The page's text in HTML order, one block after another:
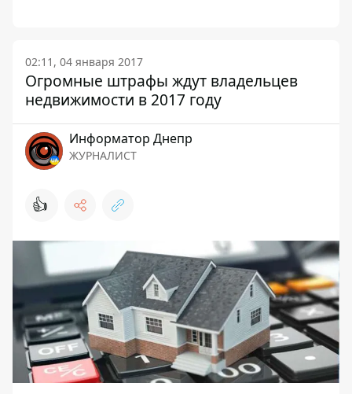
02:11, 04 января 2017
Огромные штрафы ждут владельцев
недвижимости в 2017 году
Информатор Днепр
ЖУРНАЛИСТ
👍